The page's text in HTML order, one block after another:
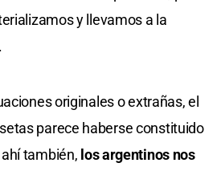
y llevamos a la
originales o extrañas, el
parece haberse constituido
también, los argentinos nos